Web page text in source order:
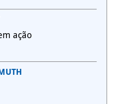
ação